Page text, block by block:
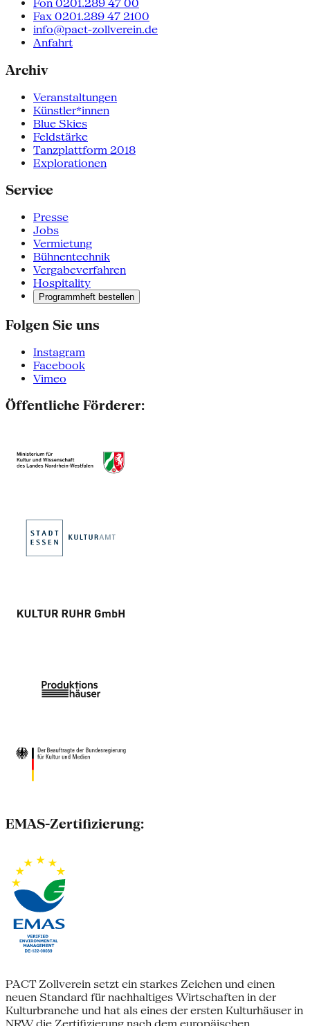
Fon 0201.289 47 00
Fax 0201.289 47 2100
info@pact-zollverein.de
Anfahrt
Archiv
Veranstaltungen
Künstler*innen
Blue Skies
Feldstärke
Tanzplattform 2018
Explorationen
Service
Presse
Jobs
Vermietung
Bühnentechnik
Vergabeverfahren
Hospitality
Programmheft bestellen
Folgen Sie uns
Instagram
Facebook
Vimeo
Öffentliche Förderer:
EMAS-Zertifizierung:
PACT Zollverein setzt ein starkes Zeichen und einen
neuen Standard für nachhaltiges Wirtschaften in der
Kulturbranche und hat als eines der ersten Kulturhäuser in
NRW die Zertifizierung nach dem europäischen